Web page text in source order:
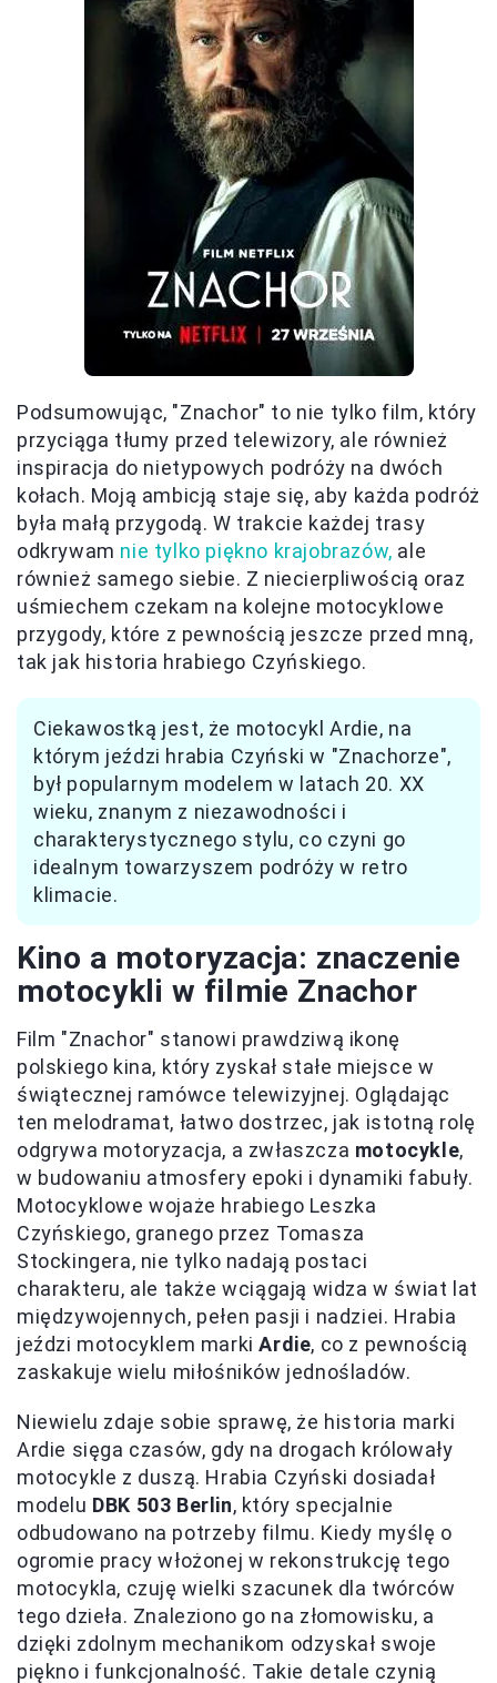
Podsumowując, "Znachor" to nie tylko film, który
przyciąga tłumy przed telewizory, ale również
inspiracja do nietypowych podróży na dwóch
kołach. Moją ambicją staje się, aby każda podróż
była małą przygodą. W trakcie każdej trasy
odkrywam nie tylko piękno krajobrazów, ale
również samego siebie. Z niecierpliwością oraz
uśmiechem czekam na kolejne motocyklowe
przygody, które z pewnością jeszcze przed mną,
tak jak historia hrabiego Czyńskiego.
Ciekawostką jest, że motocykl Ardie, na
którym jeździ hrabia Czyński w "Znachorze",
był popularnym modelem w latach 20. XX
wieku, znanym z niezawodności i
charakterystycznego stylu, co czyni go
idealnym towarzyszem podróży w retro
klimacie.
Kino a motoryzacja: znaczenie
motocykli w filmie Znachor
Film "Znachor" stanowi prawdziwą ikonę
polskiego kina, który zyskał stałe miejsce w
świątecznej ramówce telewizyjnej. Oglądając
ten melodramat, łatwo dostrzec, jak istotną rolę
odgrywa motoryzacja, a zwłaszcza motocykle,
w budowaniu atmosfery epoki i dynamiki fabuły.
Motocyklowe wojaże hrabiego Leszka
Czyńskiego, granego przez Tomasza
Stockingera, nie tylko nadają postaci
charakteru, ale także wciągają widza w świat lat
międzywojennych, pełen pasji i nadziei. Hrabia
jeździ motocyklem markiArdie, co z pewnością
zaskakuje wielu miłośników jednośladów.
Niewielu zdaje sobie sprawę, że historia marki
Ardie sięga czasów, gdy na drogach królowały
motocykle z duszą. Hrabia Czyński dosiadał
modelu DBK 503 Berlin, który specjalnie
odbudowano na potrzeby filmu. Kiedy myślę o
ogromie pracy włożonej w rekonstrukcję tego
motocykla, czuję wielki szacunek dla twórców
tego dzieła. Znaleziono go na złomowisku, a
dzięki zdolnym mechanikom odzyskał swoje
piękno i funkcjonalność. Takie detale czynią